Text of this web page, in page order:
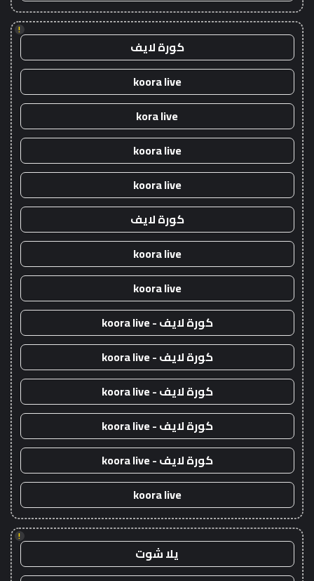
!
كورة لايف
koora live
kora live
koora live
koora live
كورة لايف
koora live
koora live
كورة لايف - koora live
كورة لايف - koora live
كورة لايف - koora live
كورة لايف - koora live
كورة لايف - koora live
koora live
!
يلا شوت